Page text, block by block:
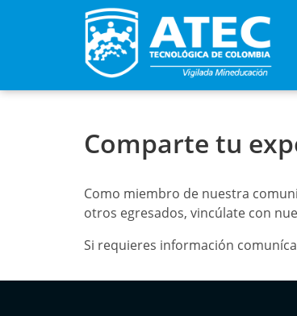
Comparte tu
Como miembro de nuestra
otros egresados, vincúlate con
Si requieres información